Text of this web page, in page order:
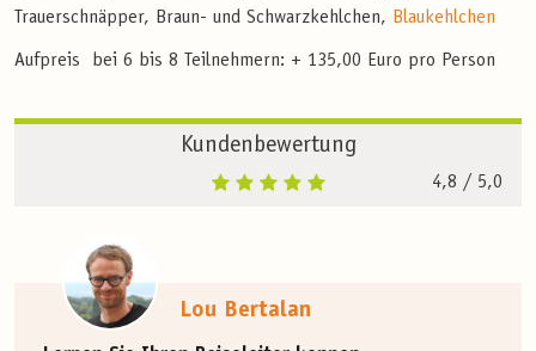
Trauerschnäpper, Braun- und Schwarzkehlchen, Blaukehlchen
Aufpreis bei 6 bis 8 Teilnehmern: + 135,00 Euro pro Person
Kundenbewertung
4,8 / 5,0
Lou Bertalan